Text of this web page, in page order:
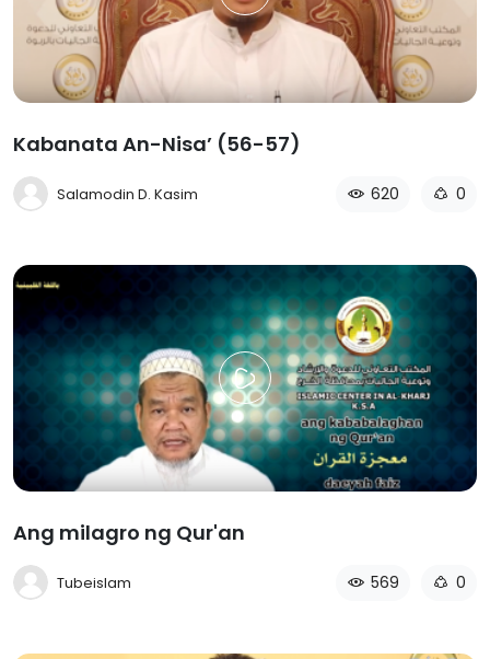
Kabanata An-Nisa’ (56-57)
Salamodin D. Kasim 620 0
Ang milagro ng Qur'an
Tubeislam 569 0